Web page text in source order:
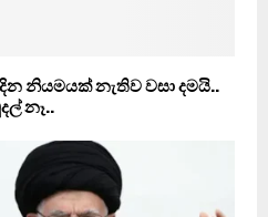
නියමයක් නැතිව වසා දමයි..
නෑ..